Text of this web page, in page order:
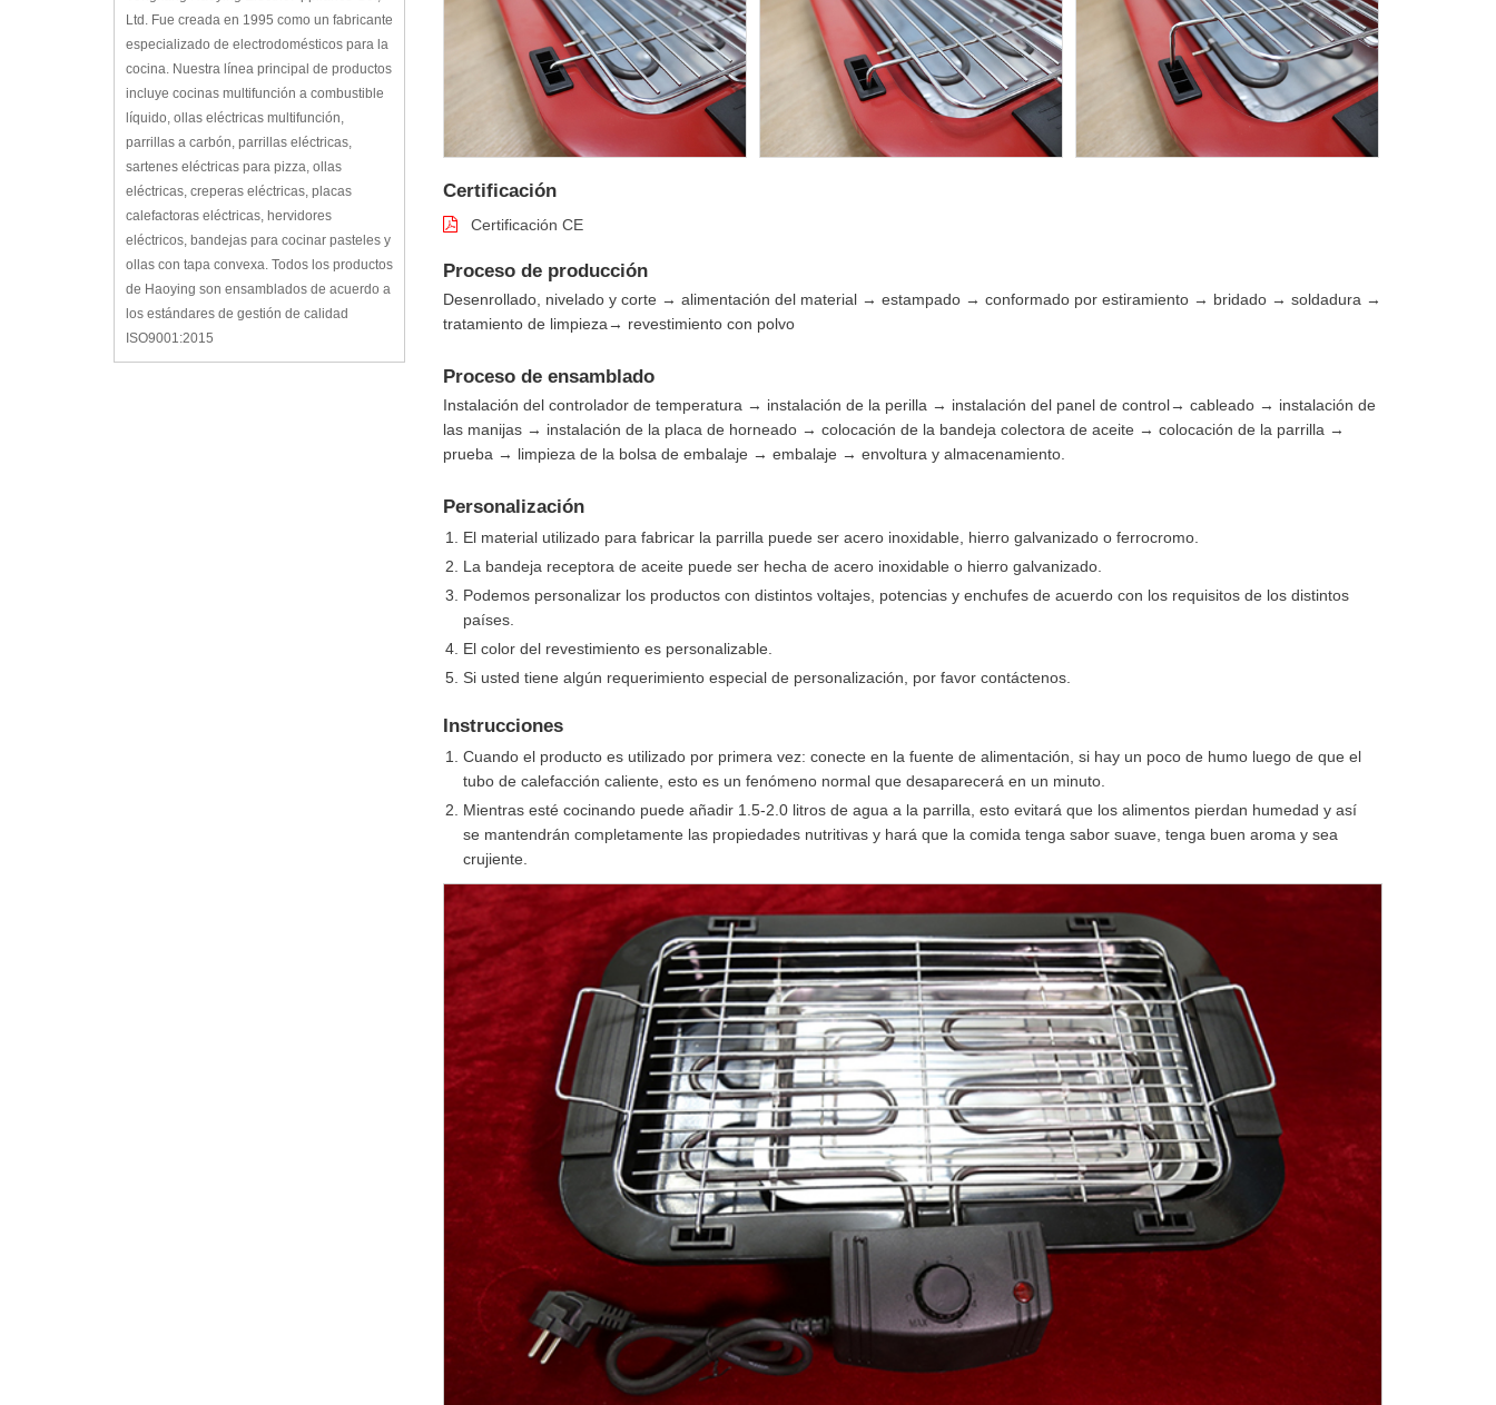
Certificación
Certificación CE
Proceso de producción
Desenrollado, nivelado y corte → alimentación del material → estampado → conformado por estiramiento → bridado → soldadura →
tratamiento de limpieza→ revestimiento con polvo
Proceso de ensamblado
Instalación del controlador de temperatura → instalación de la perilla → instalación del panel de control→ cableado → instalación de
las manijas → instalación de la placa de horneado → colocación de la bandeja colectora de aceite → colocación de la parrilla →
prueba → limpieza de la bolsa de embalaje → embalaje → envoltura y almacenamiento.
Personalización
El material utilizado para fabricar la parrilla puede ser acero inoxidable, hierro galvanizado o ferrocromo.
La bandeja receptora de aceite puede ser hecha de acero inoxidable o hierro galvanizado.
Podemos personalizar los productos con distintos voltajes, potencias y enchufes de acuerdo con los requisitos de los distintos
países.
El color del revestimiento es personalizable.
Si usted tiene algún requerimiento especial de personalización, por favor contáctenos.
Instrucciones
Cuando el producto es utilizado por primera vez: conecte en la fuente de alimentación, si hay un poco de humo luego de que el
tubo de calefacción caliente, esto es un fenómeno normal que desaparecerá en un minuto.
Mientras esté cocinando puede añadir 1.5-2.0 litros de agua a la parrilla, esto evitará que los alimentos pierdan humedad y así
se mantendrán completamente las propiedades nutritivas y hará que la comida tenga sabor suave, tenga buen aroma y sea
crujiente.
Ltd. Fue creada en 1995 como un fabricante
especializado de electrodomésticos para la
cocina. Nuestra línea principal de productos
incluye cocinas multifunción a combustible
líquido, ollas eléctricas multifunción,
parrillas a carbón, parrillas eléctricas,
sartenes eléctricas para pizza, ollas
eléctricas, creperas eléctricas, placas
calefactoras eléctricas, hervidores
eléctricos, bandejas para cocinar pasteles y
ollas con tapa convexa. Todos los productos
de Haoying son ensamblados de acuerdo a
los estándares de gestión de calidad
ISO9001:2015